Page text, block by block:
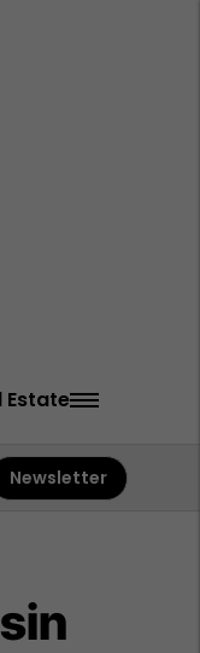
Estate
Newsletter